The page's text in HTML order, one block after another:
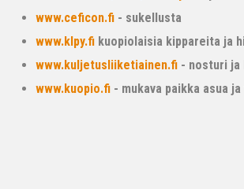
www.ceficon.fi - sukellusta
www.klpy.fi kuopiolaisia kippareita ja
www.kuljetusliiketiainen.fi - nosturi
www.kuopio.fi - mukava paikka asua